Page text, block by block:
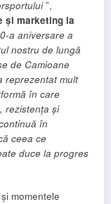
”,
și marketing la
a aniversare a
nostru de lungă
de Camioane
reprezentat mult
în care
rezistența și
în
ceea ce
duce la progres
momentele